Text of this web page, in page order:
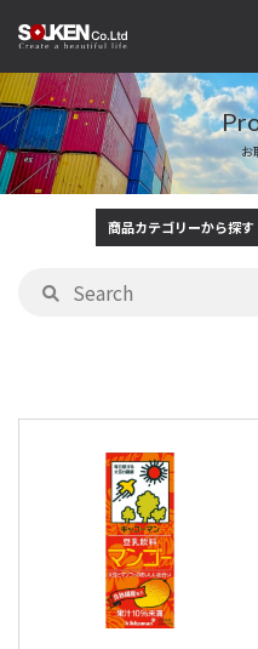
お
商品カテゴリーから探す